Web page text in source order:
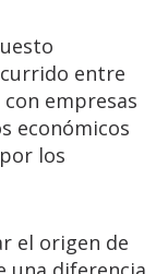
entre
empresas
económicos
los
el origen de